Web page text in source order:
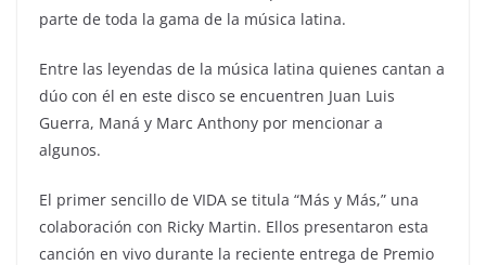
parte de toda la gama de la música latina.
Entre las leyendas de la música latina quienes cantan a
dúo con él en este disco se encuentren Juan Luis
Guerra, Maná y Marc Anthony por mencionar a
algunos.
El primer sencillo de VIDA se titula “Más y Más,” una
colaboración con Ricky Martin. Ellos presentaron esta
canción en vivo durante la reciente entrega de Premio